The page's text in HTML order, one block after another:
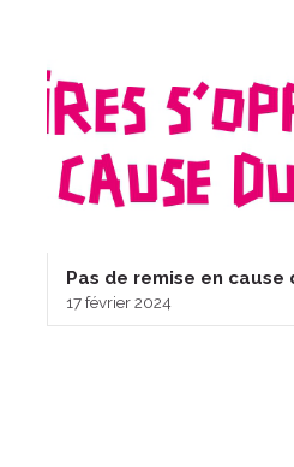
Pas de remise en
17 février 2024